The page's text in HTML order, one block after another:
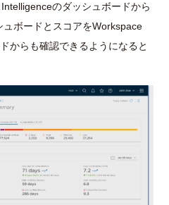
のダッシュボードから
ボードとスコアをWorkspace
からも確認できるようになると